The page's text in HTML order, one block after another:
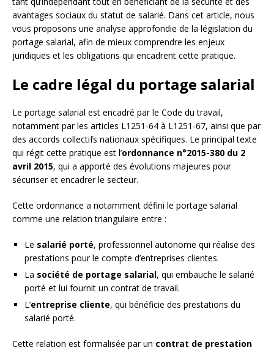
avantages sociaux du statut de salarié. Dans cet article, nous
vous proposons une analyse approfondie de la législation du
portage salarial, afin de mieux comprendre les enjeux
juridiques et les obligations qui encadrent cette pratique.
Le cadre légal du portage salarial
Le portage salarial est encadré par le Code du travail,
notamment par les articles L1251-64 à L1251-67, ainsi que par
des accords collectifs nationaux spécifiques. Le principal texte
qui régit cette pratique est l’ordonnance n°2015-380 du 2
avril 2015, qui a apporté des évolutions majeures pour
sécuriser et encadrer le secteur.
Cette ordonnance a notamment défini le portage salarial
comme une relation triangulaire entre :
Le salarié porté, professionnel autonome qui réalise des
prestations pour le compte d’entreprises clientes.
La société de portage salarial, qui embauche le salarié
porté et lui fournit un contrat de travail.
L’entreprise cliente, qui bénéficie des prestations du
salarié porté.
Cette relation est formalisée par un contrat de prestation